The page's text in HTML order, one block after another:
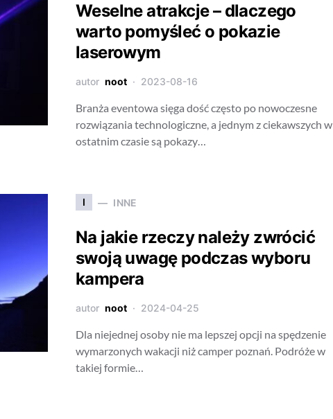
Weselne atrakcje – dlaczego
warto pomyśleć o pokazie
laserowym
autor noot 2023-08-16
Branża eventowa sięga dość często po nowoczesne
rozwiązania technologiczne, a jednym z ciekawszych w
ostatnim czasie są pokazy…
I INNE
Na jakie rzeczy należy zwrócić
swoją uwagę podczas wyboru
kampera
autor noot 2024-04-25
Dla niejednej osoby nie ma lepszej opcji na spędzenie
wymarzonych wakacji niż camper poznań. Podróże w
takiej formie…